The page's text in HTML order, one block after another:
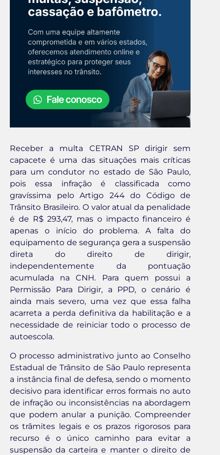
Receber a multa CETRAN SP dirigir sem
capacete é uma das situações mais críticas
para um condutor no estado de São Paulo,
pois essa infração é classificada como
gravíssima pelo Artigo 244 do Código de
Trânsito Brasileiro. O valor atual da penalidade
é de R$ 293,47, mas o impacto financeiro é
apenas o início do problema. A falta do
equipamento de segurança gera a suspensão
direta do direito de dirigir,
independentemente da pontuação
acumulada na CNH. Para quem possui a
Permissão Para Dirigir, a PPD, o cenário é
ainda mais severo, uma vez que essa falha
acarreta a perda definitiva da habilitação e a
necessidade de reiniciar todo o processo de
autoescola.
O processo administrativo junto ao Conselho
Estadual de Trânsito de São Paulo representa
a instância final de defesa, sendo o momento
decisivo para identificar erros formais no auto
de infração ou inconsistências na abordagem
que podem anular a punição. Compreender
os trâmites legais e os prazos rigorosos para
recurso é o único caminho para evitar a
suspensão da carteira e manter o direito de